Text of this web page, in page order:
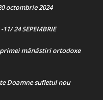
octombrie 2024
24 SEPEMBRIE
mănăstiri ortodoxe
Doamne sufletul nou